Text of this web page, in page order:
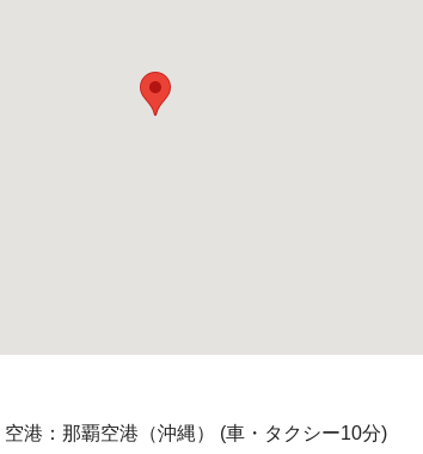
港：那覇空港（沖縄） (車・タクシー10分)